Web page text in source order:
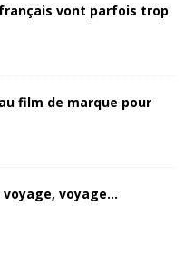
français vont parfois trop
film de marque pour
voyage, voyage…